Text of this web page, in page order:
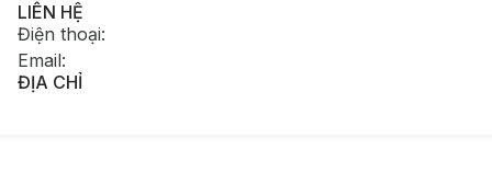
LIÊN HỆ
Điện thoại:
Email:
ĐỊA CHỈ